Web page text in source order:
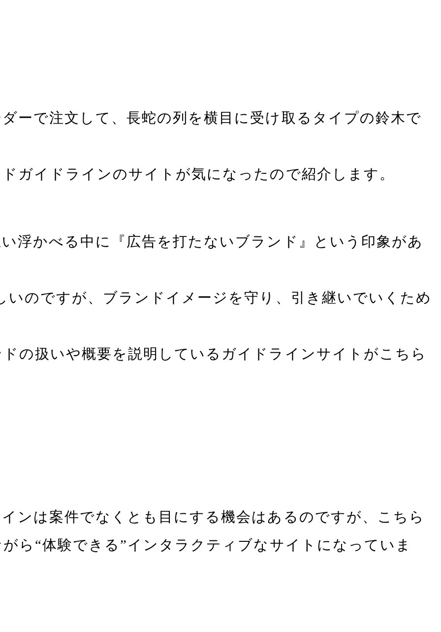
ーで注文して、長蛇の列を横目に受け取るタイプの鈴木で
ガイドラインのサイトが気になったので紹介します。
浮かべる中に『広告を打たないブランド』という印象があ
いのですが、ブランドイメージを守り、引き継いでいくため
の扱いや概要を説明しているガイドラインサイトがこちら
ンは案件でなくとも目にする機会はあるのですが、こちら
ら“体験できる”インタラクティブなサイトになっていま